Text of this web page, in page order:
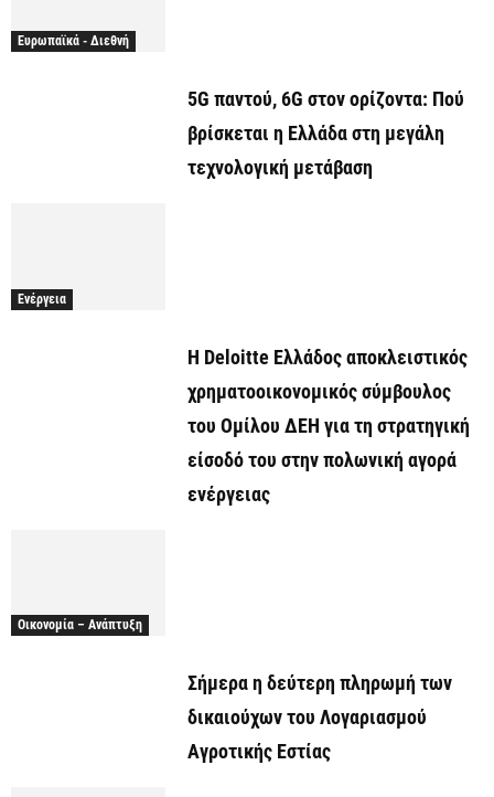
Ευρωπαϊκά - Διεθνή
5G παντού, 6G στον ορίζοντα: Πού
βρίσκεται η Ελλάδα στη μεγάλη
τεχνολογική μετάβαση
Ενέργεια
Η Deloitte Ελλάδος αποκλειστικός
χρηματοοικονομικός σύμβουλος
του Ομίλου ΔΕΗ για τη στρατηγική
είσοδό του στην πολωνική αγορά
ενέργειας
Οικονομία – Ανάπτυξη
Σήμερα η δεύτερη πληρωμή των
δικαιούχων του Λογαριασμού
Αγροτικής Εστίας